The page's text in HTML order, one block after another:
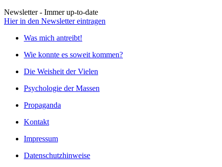
Newsletter - Immer up-to-date
Hier in den Newsletter eintragen
Was mich antreibt!
Wie konnte es soweit kommen?
Die Weisheit der Vielen
Psychologie der Massen
Propaganda
Kontakt
Impressum
Datenschutzhinweise